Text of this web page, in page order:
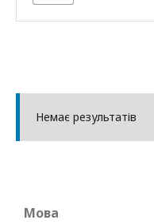
Немає результатів
Мова